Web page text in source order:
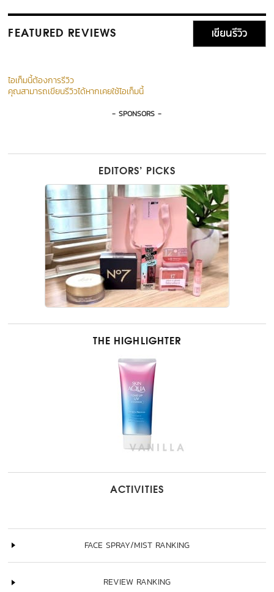
FEATURED REVIEWS เขียนรีวิว
ไอเท็มนี้ต้องการรีวิว
คุณสามารถเขียนรีวิวได้หากเคยใช้ไอเท็มนี้
- SPONSORS -
EDITORS’ PICKS
THE HIGHLIGHTER
ACTIVITIES
FACE SPRAY/MIST RANKING
REVIEW RANKING